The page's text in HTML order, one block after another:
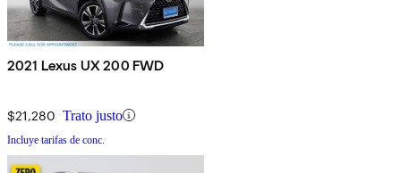
2021 Lexus UX 200 FWD
$21,280 Trato justo
Incluye tarifas de conc.